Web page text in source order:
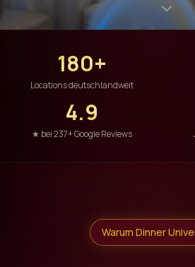
180+
Locations deutschlandweit
4.9
★ bei 237+ Google Reviews
Warum Dinner